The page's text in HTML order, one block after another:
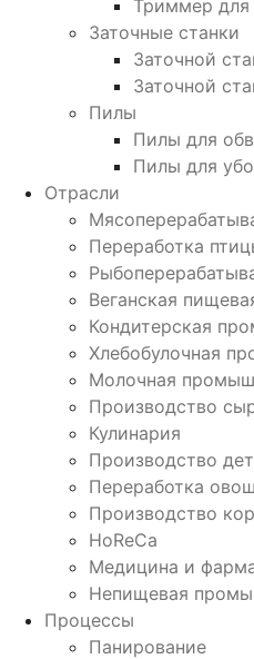
Триммер для
Заточные станки
Заточной
Заточной
Пилы
Пилы для
Пилы для
Отрасли
Переработка
Веганская
Кондитерская
Хлебобулочная
Молочная
Производство
Кулинария
Производство
Переработка
Производство
HoReCa
Медицина и
Непищевая
Процессы
Панирование